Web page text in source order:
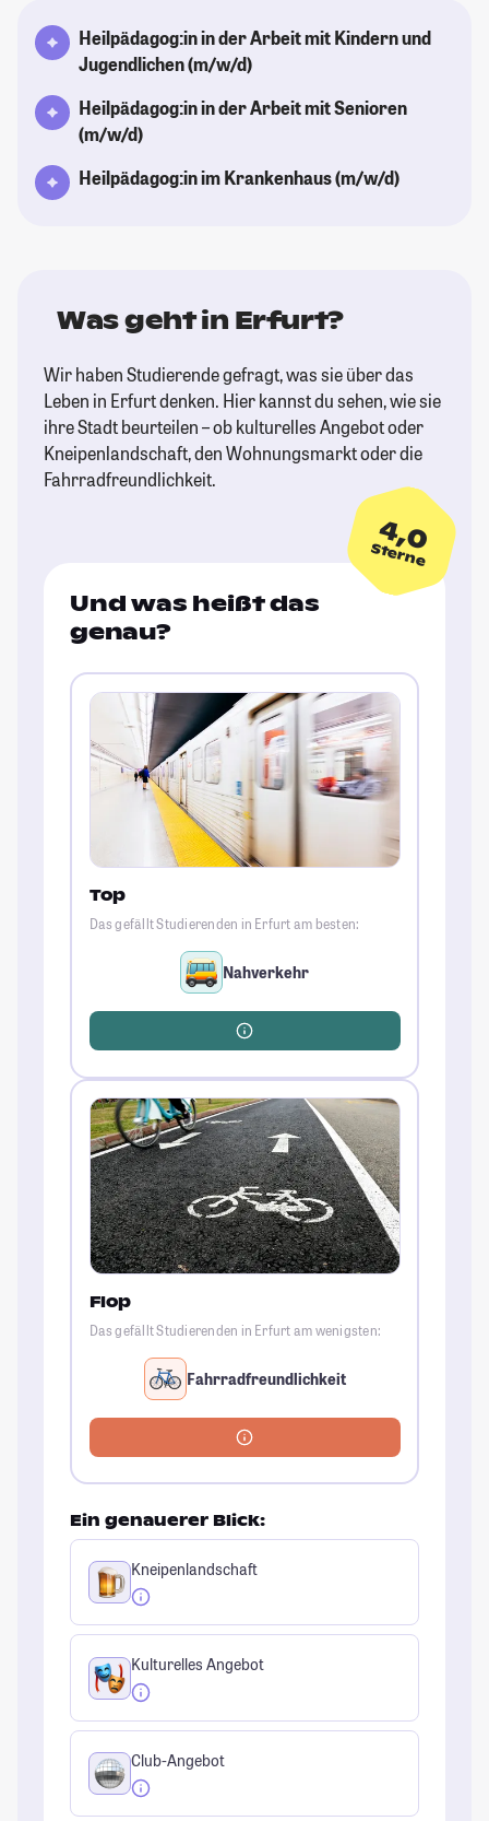
Heilpädagog:in in der Arbeit mit Kindern und
Jugendlichen (m/w/d)
Heilpädagog:in in der Arbeit mit Senioren
(m/w/d)
Heilpädagog:in im Krankenhaus (m/w/d)
Was geht in Erfurt?
Wir haben Studierende gefragt, was sie über das
Leben in Erfurt denken. Hier kannst du sehen, wie sie
ihre Stadt beurteilen – ob kulturelles Angebot oder
Kneipenlandschaft, den Wohnungsmarkt oder die
Fahrradfreundlichkeit.
4,0
Sterne
Und was heißt das
genau?
Top
Das gefällt Studierenden in Erfurt am besten:
Nahverkehr
Flop
Das gefällt Studierenden in Erfurt am wenigsten:
Fahrradfreundlichkeit
Ein genauerer Blick:
Kneipenlandschaft
Kulturelles Angebot
Club-Angebot